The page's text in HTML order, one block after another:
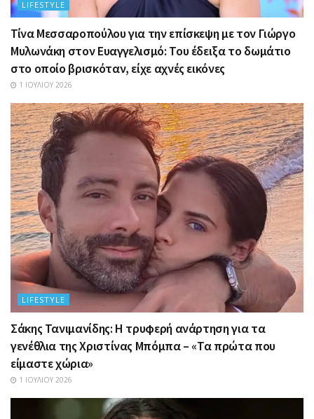
LIFESTYLE
Τίνα Μεσσαροπούλου για την επίσκεψη με τον Γιώργο
Μυλωνάκη στον Ευαγγελισμό: Του έδειξα το δωμάτιο
στο οποίο βρισκόταν, είχε αχνές εικόνες
1 ΙΟΥΛΊΟΥ 2026
LIFESTYLE
Σάκης Τανιμανίδης: Η τρυφερή ανάρτηση για τα
γενέθλια της Χριστίνας Μπόμπα – «Τα πρώτα που
είμαστε χώρια»
1 ΙΟΥΛΊΟΥ 2026